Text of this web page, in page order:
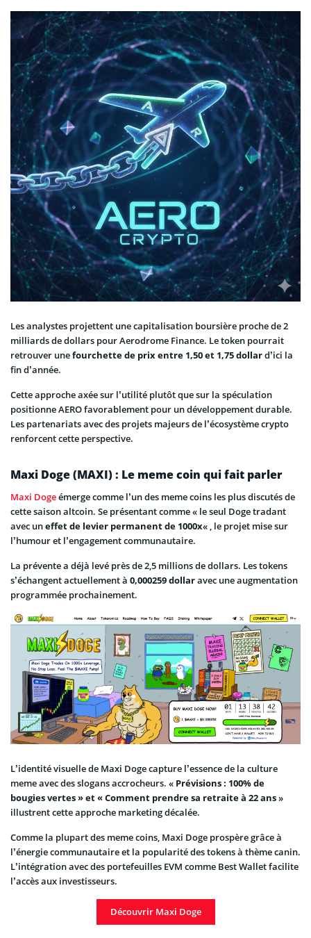
Les analystes projettent une capitalisation boursière proche de 2
milliards de dollars pour Aerodrome Finance. Le token pourrait
retrouver unefourchette de prix entre 1,50 et 1,75 dollard’ici la
fin d’année.
Cette approche axée sur l’utilité plutôt que sur la spéculation
positionne AERO favorablement pour un développement durable.
Les partenariats avec des projets majeurs de l’écosystème crypto
renforcent cette perspective.
Maxi Doge (MAXI) : Le meme coin qui fait parler
Maxi Dogeémerge comme l’un des meme coins les plus discutés de
cette saison altcoin. Se présentant comme « le seul Doge tradant
avec uneffet de levier permanent de 1000x« , le projet mise sur
l’humour et l’engagement communautaire.
La prévente a déjà levé près de 2,5 millions de dollars. Les tokens
s’échangent actuellement à 0,000259 dollaravec une augmentation
programmée prochainement.
L’identité visuelle de Maxi Doge capture l’essence de la culture
meme avec des slogans accrocheurs. « Prévisions : 100% de
bougies vertes » et « Comment prendre sa retraite à 22 ans»
illustrent cette approche marketing décalée.
Comme la plupart des meme coins, Maxi Doge prospère grâce à
l’énergie communautaire et la popularité des tokens à thème canin.
L’intégration avec des portefeuilles EVM comme Best Wallet facilite
l’accès aux investisseurs.
Découvrir Maxi Doge